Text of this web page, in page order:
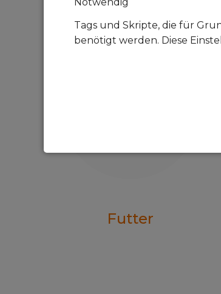
Futter
Tags und Skripte, die für
benötigt werden. Diese